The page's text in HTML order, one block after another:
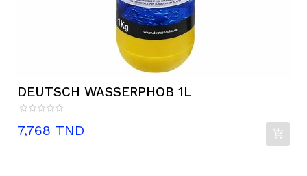
DEUTSCH WASSERPHOB 1L
Prix
7,768 TND